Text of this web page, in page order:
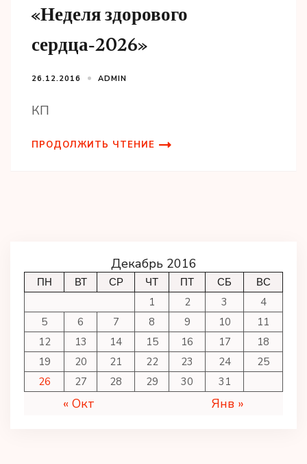
«Неделя здорового
сердца-2026»
26.12.2016 ADMIN
КП
ПРОДОЛЖИТЬ ЧТЕНИЕ
Декабрь 2016
ПН ВТ СР ЧТ ПТ СБ ВС
1 2 3
4
5
6 7 8 9 10
11
12
13 14 15 16 17
18
19
20 21 22 23 24
25
26
27 28 29 30 31
« Окт Янв »